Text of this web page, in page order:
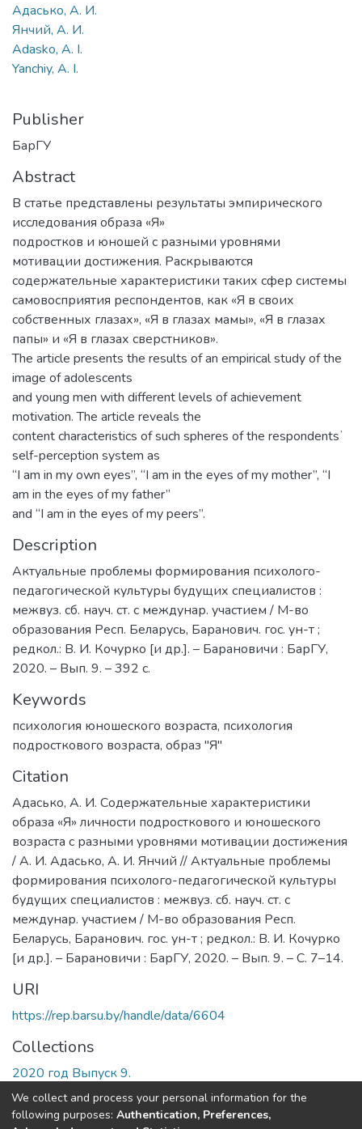
Адасько, А. И.
Янчий, А. И.
Adasko, A. I.
Yanchiy, A. I.
Publisher
БарГУ
Abstract
В статье представлены результаты эмпирического
исследования образа «Я»
подростков и юношей с разными уровнями
мотивации достижения. Раскрываются
содержательные характеристики таких сфер системы
самовосприятия респондентов, как «Я в своих
собственных глазах», «Я в глазах мамы», «Я в глазах
папы» и «Я в глазах сверстников».
The article presents the results of an empirical study of the
image of adolescents
and young men with different levels of achievement
motivation. The article reveals the
content characteristics of such spheres of the respondentsʼ
self-perception system as
“I am in my own eyes”, “I am in the eyes of my mother”, “I
am in the eyes of my father”
and “I am in the eyes of my peers”.
Description
Актуальные проблемы формирования психолого-
педагогической культуры будущих специалистов :
межвуз. сб. науч. ст. с междунар. участием / М-во
образования Респ. Беларусь, Баранович. гос. ун-т ;
редкол.: В. И. Кочурко [и др.]. – Барановичи : БарГУ,
2020. – Вып. 9. – 392 с.
Keywords
психология юношеского возраста, психология
подросткового возраста, образ "Я"
Citation
Адасько, А. И. Содержательные характеристики
образа «Я» личности подросткового и юношеского
возраста с разными уровнями мотивации достижения
/ А. И. Адасько, А. И. Янчий // Актуальные проблемы
формирования психолого-педагогической культуры
будущих специалистов : межвуз. сб. науч. ст. с
междунар. участием / М-во образования Респ.
Беларусь, Баранович. гос. ун-т ; редкол.: В. И. Кочурко
[и др.]. – Барановичи : БарГУ, 2020. – Вып. 9. – С. 7–14.
URI
https://rep.barsu.by/handle/data/6604
Collections
2020 год Выпуск 9.
Full item page
We collect and process your personal information for the
following purposes: Authentication, Preferences,